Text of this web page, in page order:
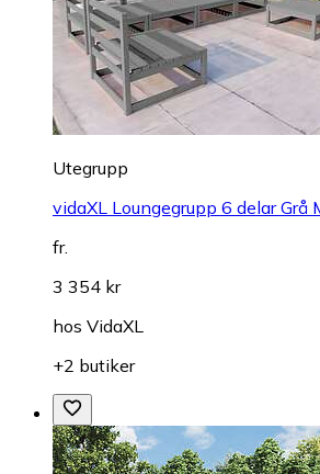
Utegrupp
vidaXL Loungegrupp 6 delar Grå
fr.
3 354 kr
hos VidaXL
+2 butiker